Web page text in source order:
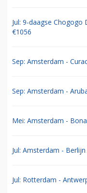
Jul: 9-daagse Chogogo
€1056
Sep: Amsterdam -
Sep: Amsterdam -
Mei: Amsterdam -
Jul: Amsterdam - Berlijn
Jul: Rotterdam -